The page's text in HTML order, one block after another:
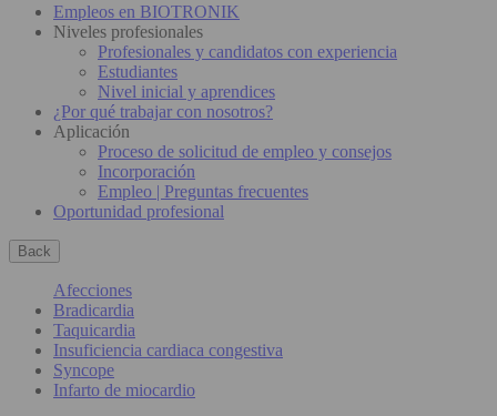
Empleos en BIOTRONIK
Niveles profesionales
Profesionales y candidatos con experiencia
Estudiantes
Nivel inicial y aprendices
¿Por qué trabajar con nosotros?
Aplicación
Proceso de solicitud de empleo y consejos
Incorporación
Empleo | Preguntas frecuentes
Oportunidad profesional
Back
Afecciones
Bradicardia
Taquicardia
Insuficiencia cardiaca congestiva
Syncope
Infarto de miocardio